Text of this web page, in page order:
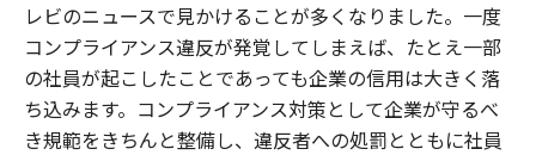
レビのニュースで見かけることが多くなりました。一度
コンプライアンス違反が発覚してしまえば、たとえ一部
の社員が起こしたことであっても企業の信用は大きく落
ち込みます。コンプライアンス対策として企業が守るべ
き規範をきちんと整備し、違反者への処罰とともに社員